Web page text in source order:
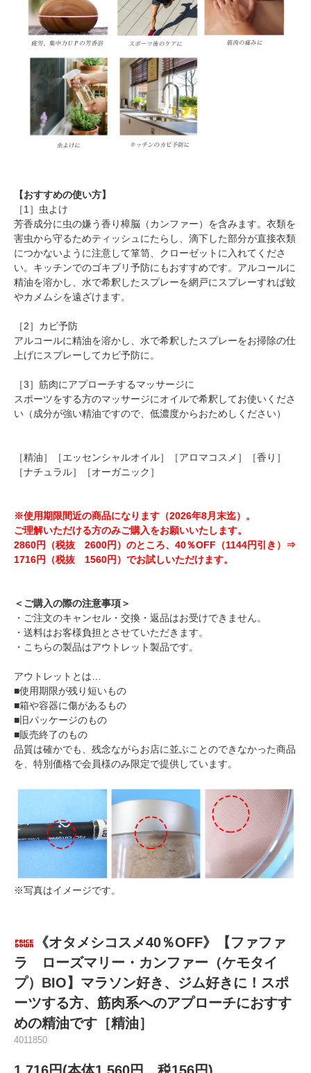
【おすすめの使い方】
［1］虫よけ
芳香成分に虫の嫌う香り樟脳（カンファー）を含みます。衣類を
害虫から守るためティッシュにたらし、滴下した部分が直接衣類
につかないように注意して箪笥、クローゼットに入れてくださ
い。キッチンでのゴキブリ予防にもおすすめです。アルコールに
精油を溶かし、水で希釈したスプレーを網戸にスプレーすれば蚊
やカメムシを遠ざけます。
［2］カビ予防
アルコールに精油を溶かし、水で希釈したスプレーをお掃除の仕
上げにスプレーしてカビ予防に。
［3］筋肉にアプローチするマッサージに
スポーツをする方のマッサージにオイルで希釈してお使いくださ
い（成分が強い精油ですので、低濃度からおためしください）
［精油］［エッセンシャルオイル］［アロマコスメ］［香り］
［ナチュラル］［オーガニック］
※使用期限間近の商品になります（2026年8月末迄）。
ご理解いただける方のみご購入をお願いいたします。
2860円（税抜 2600円）のところ、40％OFF（1144円引き）⇒
1716円（税抜 1560円）でお試しいただけます。
＜ご購入の際の注意事項＞
・ご注文のキャンセル・交換・返品はお受けできません。
・送料はお客様負担とさせていただきます。
・こちらの製品はアウトレット製品です。
アウトレットとは…
■使用期限が残り短いもの
■箱や容器に傷があるもの
■旧パッケージのもの
■販売終了のもの
品質は確かでも、残念ながらお店に並ぶことのできなかった商品
を、特別価格で会員様のみ限定で提供しています。
※写真はイメージです。
《オタメシコスメ40％OFF》【ファファ
ラ ローズマリー・カンファー（ケモタイ
プ）BIO】マラソン好き、ジム好きに！スポ
ーツする方、筋肉系へのアプローチにおすす
めの精油です［精油］
4011850